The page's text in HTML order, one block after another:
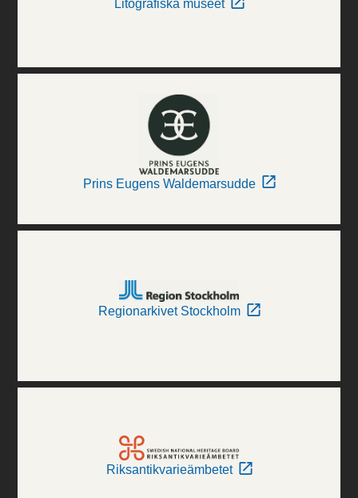
Litografiska museet
Prins Eugens Waldemarsudde
Regionarkivet Stockholm
Riksantikvarieämbetet